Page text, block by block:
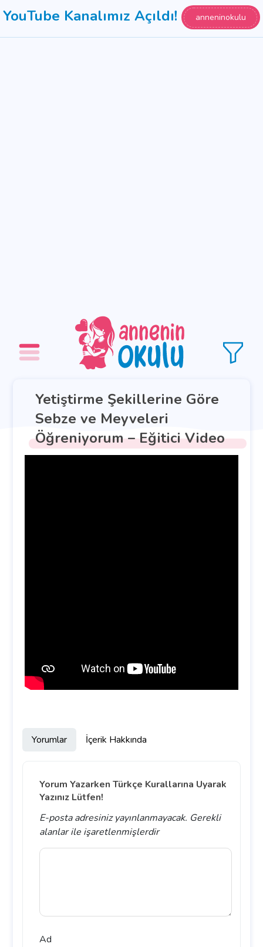
YouTube Kanalımız Açıldı! anneninokulu
Yetiştirme Şekillerine Göre
Sebze ve Meyveleri
Öğreniyorum – Eğitici Video
Yorumlar İçerik Hakkında
Yorum Yazarken Türkçe Kurallarına Uyarak
Yazınız Lütfen!
E-posta adresiniz yayınlanmayacak. Gerekli
alanlarile işaretlenmişlerdir
Ad